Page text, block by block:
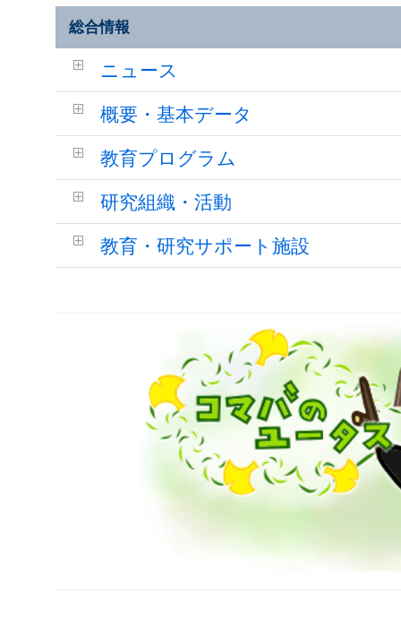
総合情報
ニュース
概要・基本データ
教育プログラム
研究組織・活動
教育・研究サポート施設